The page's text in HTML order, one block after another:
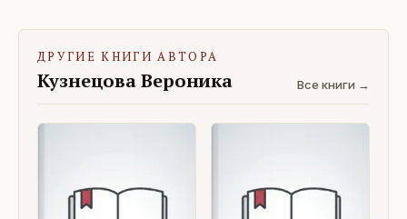
ДРУГИЕ КНИГИ АВТОРА
Кузнецова Вероника Все книги →